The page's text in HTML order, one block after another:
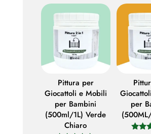
Pittura per
Giocattoli e Mobili
per Bambini
(500ml/1L) Verde
Chiaro
per